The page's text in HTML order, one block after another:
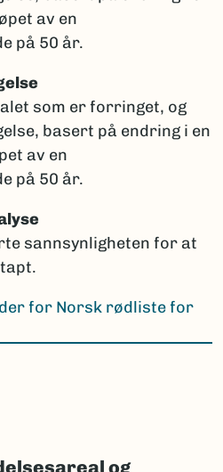
av en
på 50 år.
som er forringet, og
basert på endring i en
av en
på 50 år.
sannsynligheten for at
for Norsk rødliste for
og